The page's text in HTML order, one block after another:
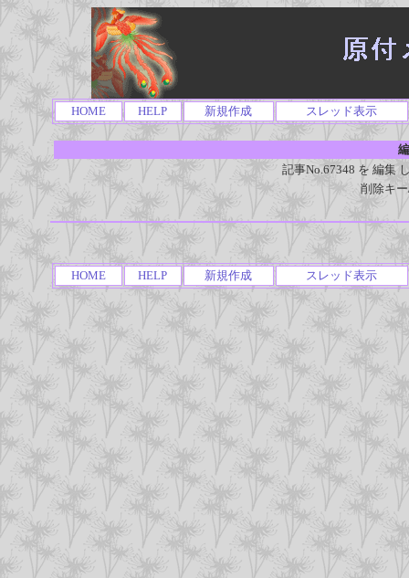
HOME HELP 新規作成 スレッド表示
記事No.67348 を 編集
削除キ
HOME HELP 新規作成 スレッド表示